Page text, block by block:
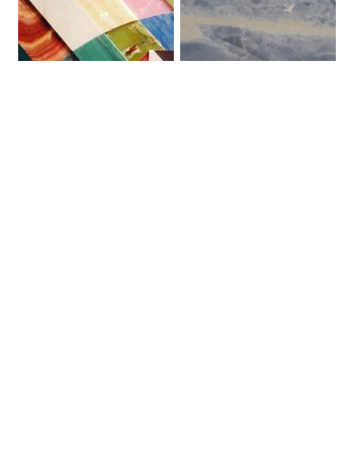
Collage di marmi e graniti. Blu Star. Marmo.